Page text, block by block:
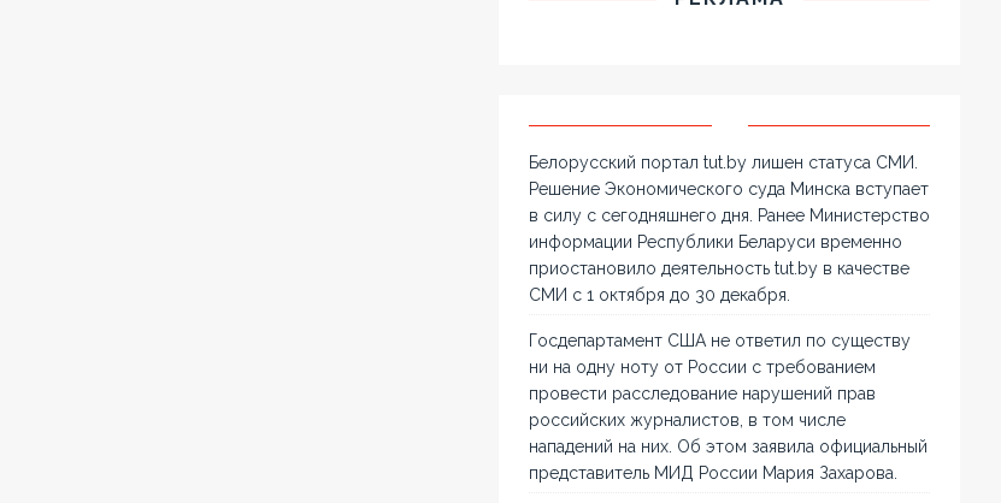
Белорусский портал tut.by лишен статуса СМИ.
Решение Экономического суда Минска вступает
в силу с сегодняшнего дня. Ранее Министерство
информации Республики Беларуси временно
приостановило деятельность tut.by в качестве
СМИ с 1 октября до 30 декабря.
Госдепартамент США не ответил по существу
ни на одну ноту от России с требованием
провести расследование нарушений прав
российских журналистов, в том числе
нападений на них. Об этом заявила официальный
представитель МИД России Мария Захарова.